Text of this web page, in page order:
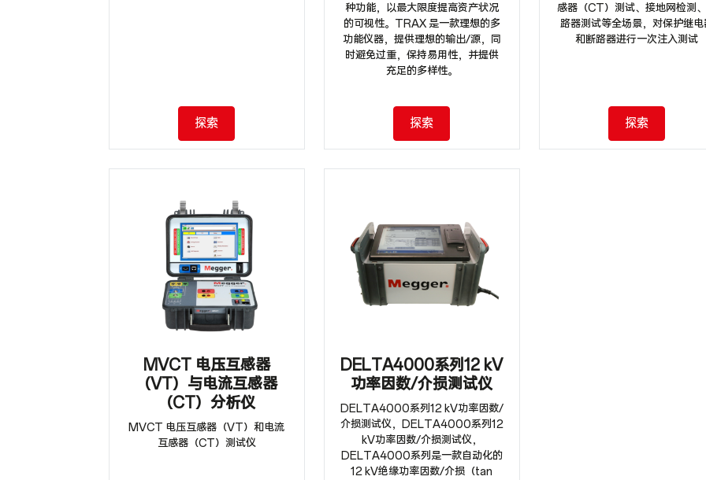
探索
种功能，以最大限度提高资产状况
的可视性。TRAX 是一款理想的多
功能仪器，提供理想的输出/源，同
时避免过重，保持易用性，并提供
充足的多样性。
探索
感器（CT）测试、接地网检测
路器测试等全场景，对保护继电
和断路器进行一次注入测试
探索
MVCT 电压互感器
（VT）与电流互感器
（CT）分析仪
MVCT 电压互感器（VT）和电流
互感器（CT）测试仪
DELTA4000系列12 kV
功率因数/介损测试仪
DELTA4000系列12 kV功率因数/
介损测试仪，DELTA4000系列12
kV功率因数/介损测试仪，
DELTA4000系列是一款自动化的
12 kV绝缘功率因数/介损（tan